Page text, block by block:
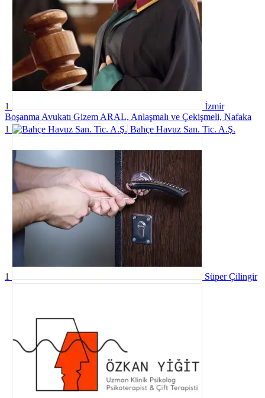
1
İzmir
Boşanma Avukatı Gizem ARAL, Anlaşmalı ve Çekişmeli, Nafaka
1
Bahçe Havuz San. Tic. A.Ş.
1 Süper Çilingir